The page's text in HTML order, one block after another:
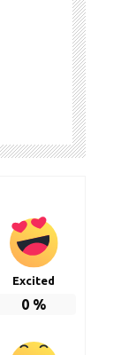
Excited
0 %